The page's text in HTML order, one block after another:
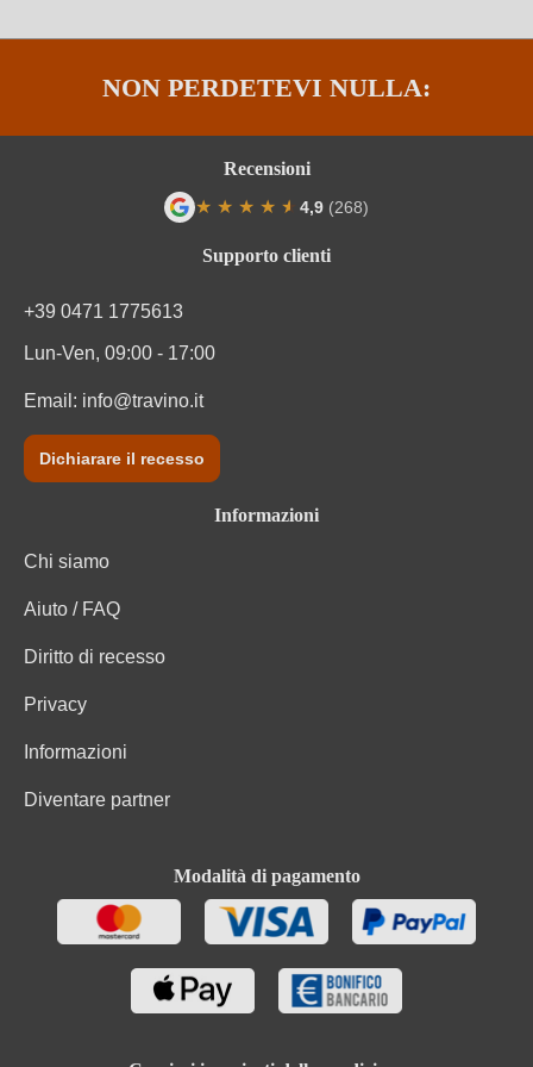
Sigla OdC negozio
Tipo di vino
Vegano
Zuccheri residui
NON PERDETEVI NULLA:
Supporto clienti
+39 0471 1775613
Lun-Ven, 09:00 - 17:00
Email: info@travino.it
Dichiarare il recesso
Informazioni
Chi siamo
Aiuto / FAQ
Diritto di recesso
Privacy
Informazioni
Diventare partner
Modalità di pagamento
Recensioni
★ ★ ★ ★ ★
★ 4,9 (268)